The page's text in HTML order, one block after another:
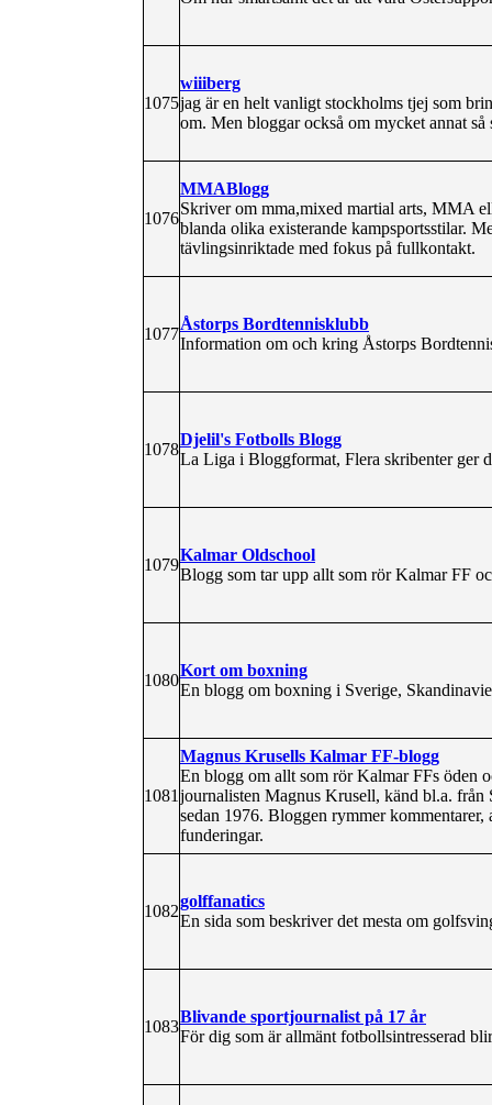
1075
wiiiberg
jag är en helt vanligt stockholms tjej som
om. Men bloggar också om mycket annat så
1076
MMABlogg
Skriver om mma,mixed martial arts, MMA
blanda olika existerande kampsportsstilar.
tävlingsinriktade med fokus på fullkontakt.
1077
Åstorps Bordtennisklubb
Information om och kring Åstorps
1078
Djelil's Fotbolls Blogg
La Liga i Bloggformat, Flera skribenter ger
1079
Kalmar Oldschool
Blogg som tar upp allt som rör Kalmar FF
1080
Kort om boxning
En blogg om boxning i Sverige,
1081
Magnus Krusells Kalmar FF-blogg
En blogg om allt som rör Kalmar FFs öden
journalisten Magnus Krusell, känd bl.a.
sedan 1976. Bloggen rymmer
funderingar.
1082
golffanatics
En sida som beskriver det mesta om
1083
Blivande sportjournalist på 17 år
För dig som är allmänt fotbollsintresserad